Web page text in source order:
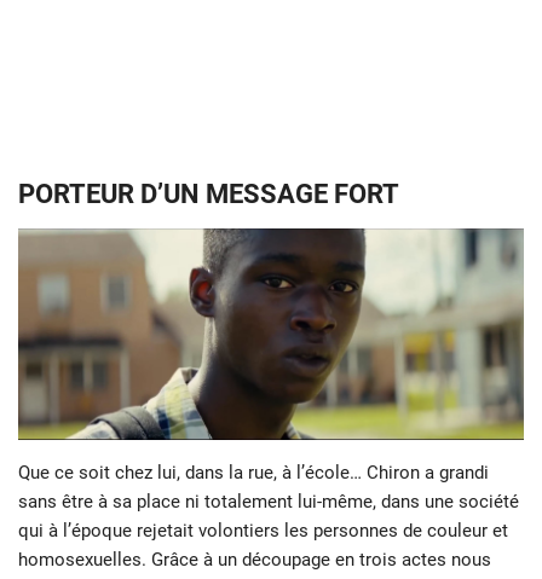
PORTEUR D’UN MESSAGE FORT
Que ce soit chez lui, dans la rue, à l’école… Chiron a grandi
sans être à sa place ni totalement lui-même, dans une société
qui à l’époque rejetait volontiers les personnes de couleur et
homosexuelles. Grâce à un découpage en trois actes nous